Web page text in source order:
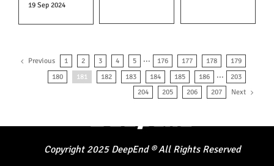
19 Sep 2024
Previous 1 2 3 4 5 ··· 176 177 178
179
180
181 182 183 184 185 186 ···
203
204
205 206 207 Next
Copyright 2025 DeepEnd®All Rights Reserved